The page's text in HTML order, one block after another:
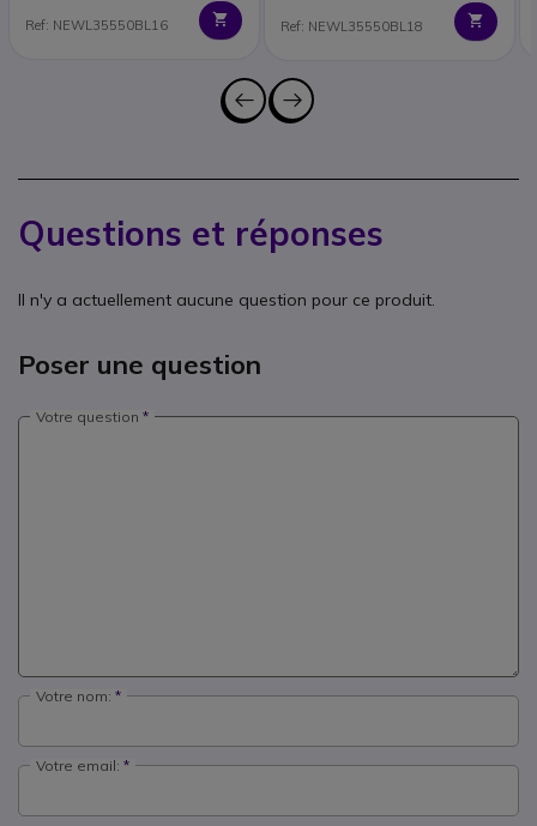
Ref: NEWL35550BL16 Ref: NEWL35550BL18
Questions et réponses
Il n'y a actuellement aucune question pour ce produit.
Poser une question
Votre question
Votre nom:
Votre email: